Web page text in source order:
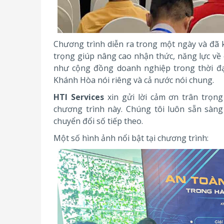
Chương trình diễn ra trong một ngày và đã
trọng giúp nâng cao nhận thức, năng lực về
như cộng đồng doanh nghiệp trong thời
Khánh Hòa nói riêng và cả nước nói chung.
HTI Servicesxin gửi lời cảm ơn trân
chương trình này. Chúng tôi luôn sẵn
chuyển đổi số tiếp theo.
Một số hình ảnh nổi bật tại chương trình: